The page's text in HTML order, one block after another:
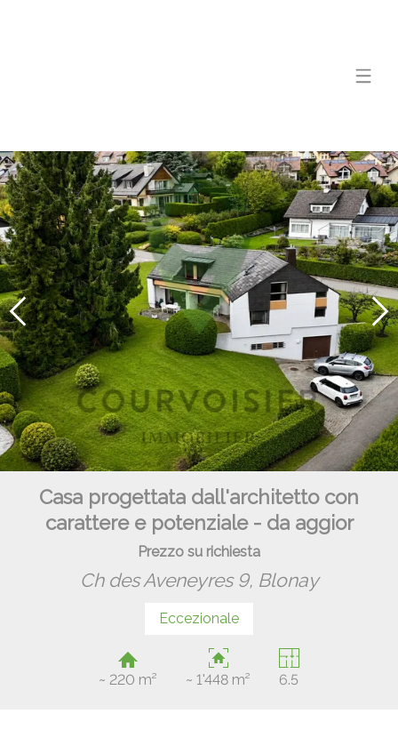
Casa progettata dall'architetto con
carattere e potenziale - da aggior
Prezzo su richiesta
Ch des Aveneyres 9, Blonay
Eccezionale
~ 220 m² ~ 1'448 m² 6.5